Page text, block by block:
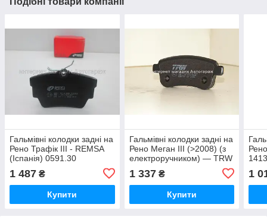
Гальмівні колодки задні на
Рено Трафік III - REMSA
(Іспанія) 0591.30
1 487 ₴
Купити
Гальмівні колодки задні на
Рено Меган III (>2008) (з
електроручником) — TRW
1 337₴
Купити
1